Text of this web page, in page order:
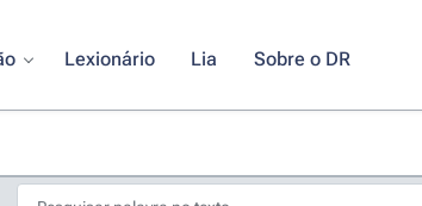
Lexionário Lia Sobre o DR